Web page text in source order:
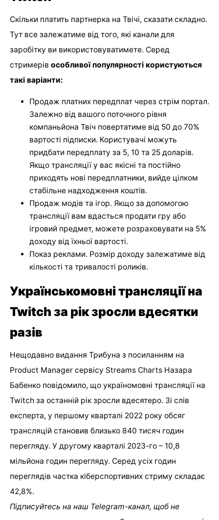
Скільки платить партнерка на Твічі, сказати складно.
Тут все залежатиме від того, які канали для
заробітку ви використовуватимете. Серед
стримерів особливої популярності користуються
такі варіанти:
Продаж платних передплат через стрім портал.
Залежно від вашого поточного рівня
компаньйона Твіч повертатиме від 50 до 70%
вартості підписки. Користувачі можуть
придбати передплату за 5, 10 та 25 доларів.
Якщо трансляції у вас якісні та постійно
приходять нові передплатники, вийде цілком
стабільне надходження коштів.
Продаж модів та ігор. Якщо за допомогою
трансляції вам вдасться продати гру або
ігровий предмет, можете розраховувати на 5%
доходу від їхньої вартості.
Показ реклами. Розмір доходу залежатиме від
кількості та тривалості роликів.
Українськомовні трансляції на
Twitch за рік зросли вдесятки
разів
Нещодавно видання Трибуна з посиланням на
Product Manager сервісу Streams Charts Назара
Бабенко повідомило, що україномовні трансляції на
Twitch за останній рік зросли вдесятеро. Зі слів
експерта, у першому кварталі 2022 року обсяг
трансляцій становив близько 840 тисяч годин
перегляду. У другому кварталі 2023-го – 10,8
мільйона годин перегляду. Серед усіх годин
переглядів частка кіберспортивних стриму складає
42,8%.
Підписуйтесь на наш Telegram-канал, щоб не